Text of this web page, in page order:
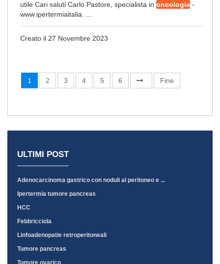
utile Cari saluti Carlo Pastore, specialista in oncologia -
www.ipertermiaitalia. ...
Creato il 27 Novembre 2023
1 2 3 4 5 6 Fine
ULTIMI POST
Adenocarcinoma gastrico con noduli al peritoneo e ...
Ipertermia tumore pancreas
HCC
Febbricciola
Linfoadenopatie retroperitoneali
Tumore pancreas
Tumore ovarico